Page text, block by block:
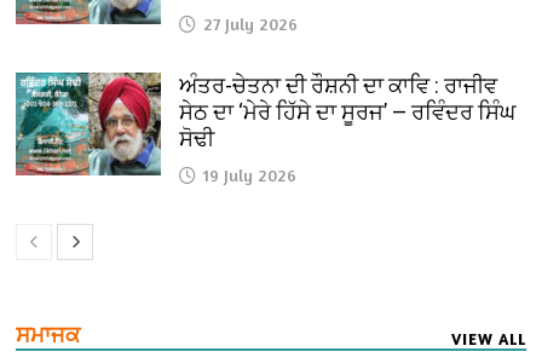
27 July 2026
ਅੰਤਰ-ਚੇਤਨਾ ਦੀ ਰੌਸ਼ਨੀ ਦਾ ਕਾਵਿ : ਰਾਜੀਵ
ਸੇਠ ਦਾ ‘ਮੇਰੇ ਹਿੱਸੇ ਦਾ ਸੂਰਜ’ — ਰਵਿੰਦਰ ਸਿੰਘ
ਸੋਢੀ
19 July 2026
ਸਮਾਜਕ VIEW ALL